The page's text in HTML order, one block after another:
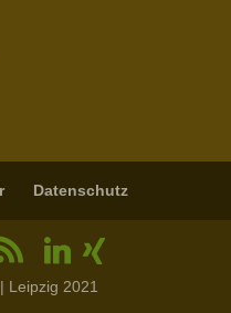
Daten­schutz
Leipzig 2021